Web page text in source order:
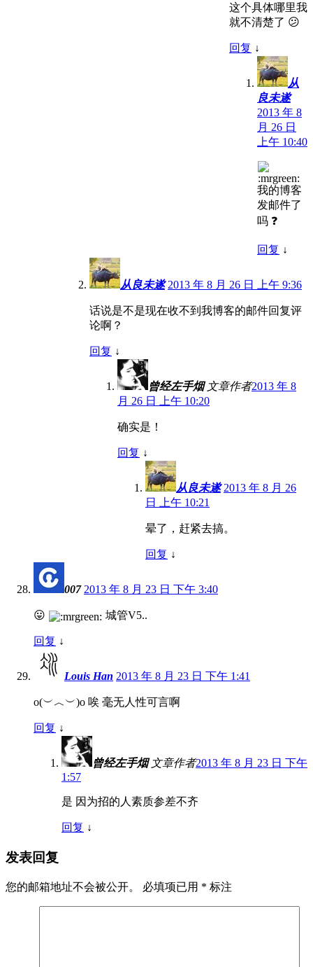
这个具体哪里我
就不清楚了 😕
回复 ↓
从
良未遂
2013 年 8
月 26 日
上午 10:40
我的博客
发邮件了
吗 ❓
回复 ↓
从良未遂 2013 年 8 月 26 日 上午 9:36
话说是不是现在收不到我博客的邮件回复评
论啊？
回复 ↓
曾经左手烟 文章作者2013 年 8
月 26 日 上午 10:20
确实是！
回复 ↓
从良未遂 2013 年 8 月 26
日 上午 10:21
晕了，赶紧去搞。
回复 ↓
007 2013 年 8 月 23 日 下午 3:40
😛 城管V5..
回复 ↓
Louis Han 2013 年 8 月 23 日 下午 1:41
o(︶︿︶)o 唉 毫无人性可言啊
回复 ↓
曾经左手烟 文章作者2013 年 8 月 23 日 下午
1:57
是 因为招的人素质参差不齐
回复 ↓
发表回复
您的邮箱地址不会被公开。 必填项已用 * 标注